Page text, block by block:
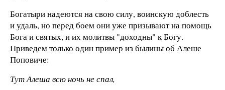
Богатыри надеются на свою силу, воинскую доблесть
и удаль, но перед боем они уже призывают на помощь
Бога и святых, и их молитвы "доходны" к Богу.
Приведем только один пример из былины об Алеше
Поповиче:
Тут Алеша всю ночь не спал,